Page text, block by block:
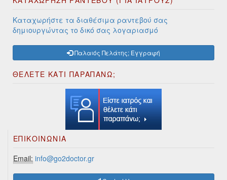
Καταχωρήστε τα διαθέσιμα ραντεβού σας
δημιουργώντας το δικό σας λογαριασμό
Παλαιός Πελάτης; Εγγραφή
ΘΕΛΕΤΕ ΚΑΤΙ ΠΑΡΑΠΑΝΩ;
ΕΠΙΚΟΙΝΩΝΊΑ
Email: info@go2doctor.gr